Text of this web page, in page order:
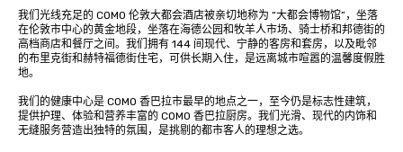
我们光线充足的 COMO 伦敦大都会酒店被亲切地称为 “大都会博物馆”，坐落
在伦敦市中心的黄金地段，坐落在海德公园和牧羊人市场、骑士桥和邦德街的
高档商店和餐厅之间。我们拥有 144 间现代、宁静的客房和套房，以及毗邻
的布里克街和赫特福德街住宅，可供长期入住，是远离城市喧嚣的温馨度假胜
地。
我们的健康中心是 COMO 香巴拉市最早的地点之一，至今仍是标志性建筑，
提供护理、体验和营养丰富的 COMO 香巴拉厨房。我们光滑、现代的内饰和
无缝服务营造出独特的氛围，是挑剔的都市客人的理想之选。